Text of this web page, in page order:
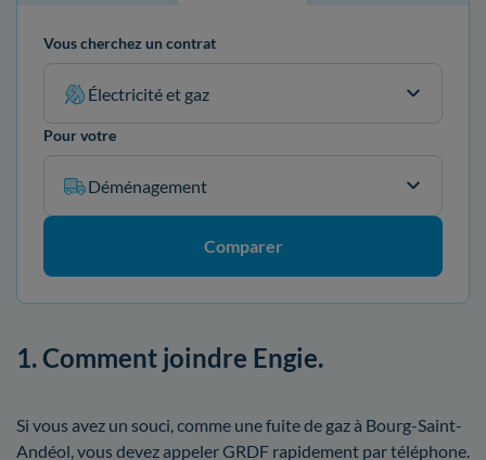
Vous cherchez un contrat
Électricité et gaz
Pour votre
Déménagement
Comparer
1. Comment joindre Engie.
Si vous avez un souci, comme une fuite de gaz à Bourg-Saint-
Andéol, vous devez appeler GRDF rapidement par téléphone.